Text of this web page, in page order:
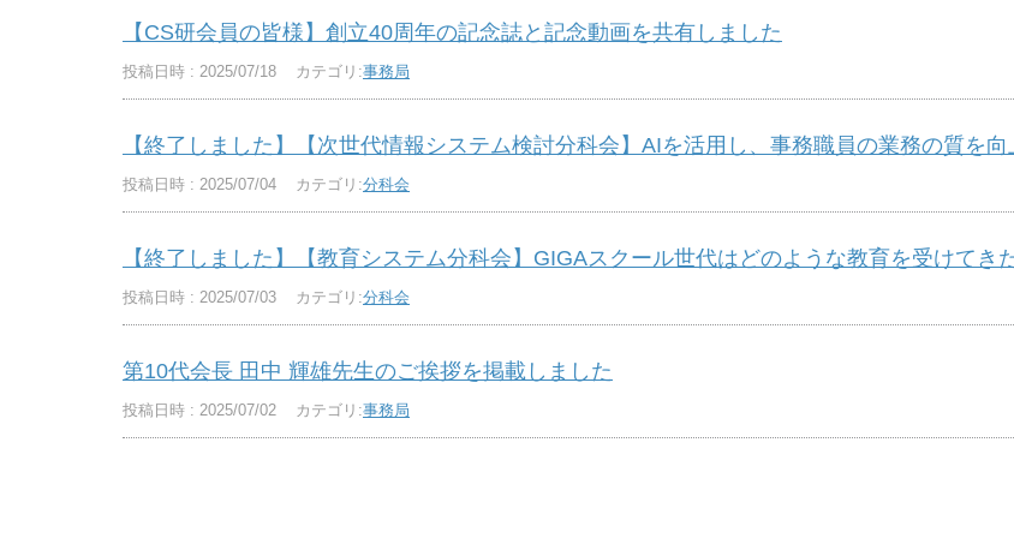
【CS研会員の皆様】創立40周年の記念誌と記念動画を共有しました
投稿日時 : 2025/07/18 カテゴリ:事務局
【終了しました】【次世代情報システム検討分科会】AIを活用し、事務職員の業務の質を向
投稿日時 : 2025/07/04 カテゴリ:分科会
【終了しました】【教育システム分科会】GIGAスクール世代はどのような教育を受けてき
投稿日時 : 2025/07/03 カテゴリ:分科会
第10代会長 田中 輝雄先生のご挨拶を掲載しました
投稿日時 : 2025/07/02 カテゴリ:事務局